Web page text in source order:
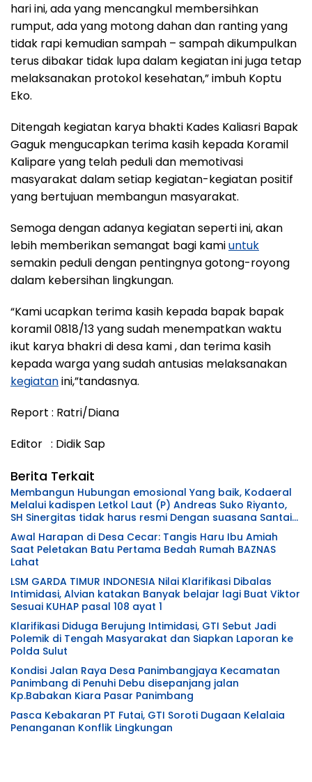
hari ini, ada yang mencangkul membersihkan
rumput, ada yang motong dahan dan ranting yang
tidak rapi kemudian sampah – sampah dikumpulkan
terus dibakar tidak lupa dalam kegiatan ini juga tetap
melaksanakan protokol kesehatan,” imbuh Koptu
Eko.
Ditengah kegiatan karya bhakti Kades Kaliasri Bapak
Gaguk mengucapkan terima kasih kepada Koramil
Kalipare yang telah peduli dan memotivasi
masyarakat dalam setiap kegiatan-kegiatan positif
yang bertujuan membangun masyarakat.
Semoga dengan adanya kegiatan seperti ini, akan
lebih memberikan semangat bagi kamiuntuk
semakin peduli dengan pentingnya gotong-royong
dalam kebersihan lingkungan.
“Kami ucapkan terima kasih kepada bapak bapak
koramil 0818/13 yang sudah menempatkan waktu
ikut karya bhakri di desa kami , dan terima kasih
kepada warga yang sudah antusias melaksanakan
kegiatanini,”tandasnya.
Report : Ratri/Diana
Editor : Didik Sap
Berita Terkait
Membangun Hubungan emosional Yang baik, Kodaeral
Melalui kadispen Letkol Laut (P) Andreas Suko Riyanto,
SH Sinergitas tidak harus resmi Dengan suasana Santai
lebih Dekat Dan Harmonis.
Awal Harapan di Desa Cecar: Tangis Haru Ibu Amiah
Saat Peletakan Batu Pertama Bedah Rumah BAZNAS
Lahat
LSM GARDA TIMUR INDONESIA Nilai Klarifikasi Dibalas
Intimidasi, Alvian katakan Banyak belajar lagi Buat Viktor
Sesuai KUHAP pasal 108 ayat 1
Klarifikasi Diduga Berujung Intimidasi, GTI Sebut Jadi
Polemik di Tengah Masyarakat dan Siapkan Laporan ke
Polda Sulut
Kondisi Jalan Raya Desa Panimbangjaya Kecamatan
Panimbang di Penuhi Debu disepanjang jalan
Kp.Babakan Kiara Pasar Panimbang
Pasca Kebakaran PT Futai, GTI Soroti Dugaan Kelalaia
Penanganan Konflik Lingkungan